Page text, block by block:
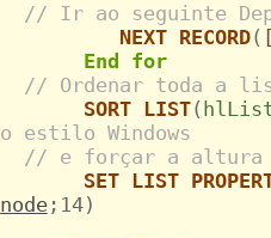
// Ir ao seguinte
NEXT RECORD(
End for
// Ordenar toda a
SORT LIST(
o estilo Windows
// e forçar a altura
SET LIST
node;14)